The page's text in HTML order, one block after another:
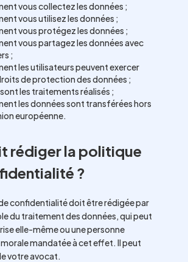
vous collectez les données ;
vous utilisez les données ;
vous protégez les données ;
vous partagez les données avec
;
les utilisateurs peuvent exercer
de protection des données ;
les traitements réalisés ;
les données sont transférées hors
européenne.
rédiger la politique
?
confidentialité doit être rédigée par
du traitement des données, qui peut
elle-même ou une personne
mandatée à cet effet. Il peut
votre avocat.